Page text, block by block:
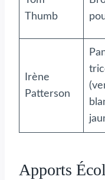
Thumb
Irène
Patterson
Apports